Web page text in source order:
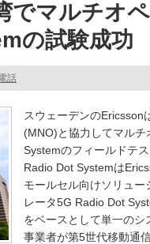
でマルチオ
の試験成功
話
スウェーデンのEricsson
(MNO)と協力してマル
Systemのフィールドテ
Radio Dot Systemは
モールセル向けソリュ
レータ5G Radio Dot
をベースとして単一の
事業者が第5世代移動通信